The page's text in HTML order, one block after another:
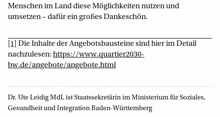
Menschen im Land diese Möglichkeiten nutzen und
umsetzen – dafür ein großes Dankeschön.
[1] Die Inhalte der Angebotsbausteine sind hier im Detail
nachzulesen: https://www.quartier2030-
bw.de/angebote/angebote.html
Dr. Ute Leidig MdL ist Staatssekretärin im Ministerium für Soziales,
Gesundheit und Integration Baden-Württemberg